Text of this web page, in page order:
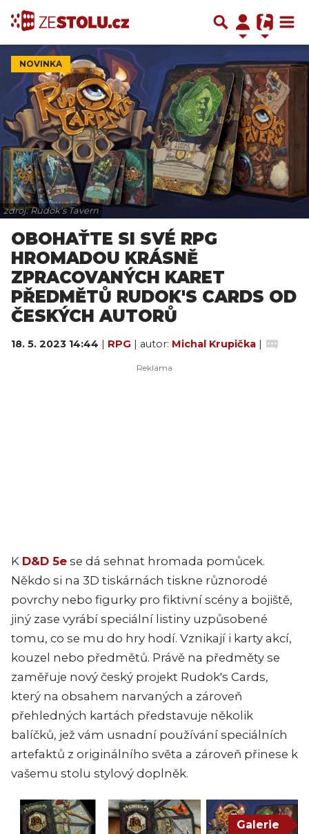
NOVINKA
zdroj: Rudok's Tavern
OBOHAŤTE SI SVÉ RPG
HROMADOU KRÁSNĚ
ZPRACOVANÝCH KARET
PŘEDMĚTŮ RUDOK'S CARDS OD
ČESKÝCH AUTORŮ
18. 5. 2023 14:44 | RPG | autor: Michal Krupička |
K D&D 5e se dá sehnat hromada pomůcek.
Někdo si na 3D tiskárnách tiskne různorodé
povrchy nebo figurky pro fiktivní scény a bojiště,
jiný zase vyrábí speciální listiny uzpůsobené
tomu, co se mu do hry hodí. Vznikají i karty akcí,
kouzel nebo předmětů. Právě na předměty se
zaměřuje nový český projekt Rudok's Cards,
který na obsahem narvaných a zároveň
přehledných kartách představuje několik
balíčků, jež vám usnadní používání speciálních
artefaktů z originálního světa a zároveň přinese k
vašemu stolu stylový doplněk.
Galerie